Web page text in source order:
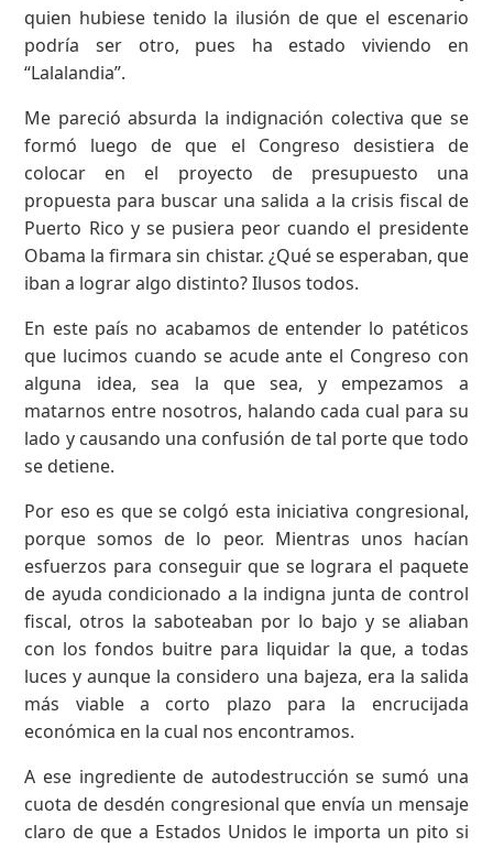
quien hubiese tenido la ilusión de que el escenario
podría ser otro, pues ha estado viviendo en
“Lalalandia”.
Me pareció absurda la indignación colectiva que se
formó luego de que el Congreso desistiera de
colocar en el proyecto de presupuesto una
propuesta para buscar una salida a la crisis fiscal de
Puerto Rico y se pusiera peor cuando el presidente
Obama la firmara sin chistar. ¿Qué se esperaban, que
iban a lograr algo distinto? Ilusos todos.
En este país no acabamos de entender lo patéticos
que lucimos cuando se acude ante el Congreso con
alguna idea, sea la que sea, y empezamos a
matarnos entre nosotros, halando cada cual para su
lado y causando una confusión de tal porte que todo
se detiene.
Por eso es que se colgó esta iniciativa congresional,
porque somos de lo peor. Mientras unos hacían
esfuerzos para conseguir que se lograra el paquete
de ayuda condicionado a la indigna junta de control
fiscal, otros la saboteaban por lo bajo y se aliaban
con los fondos buitre para liquidar la que, a todas
luces y aunque la considero una bajeza, era la salida
más viable a corto plazo para la encrucijada
económica en la cual nos encontramos.
A ese ingrediente de autodestrucción se sumó una
cuota de desdén congresional que envía un mensaje
claro de que a Estados Unidos le importa un pito si